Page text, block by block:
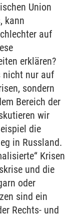
Union
kann
auf
erklären?
nicht nur auf
sondern
Bereich der
wir
die
in Russland.
Krisen
und die
oder
sind ein
Rechts- und